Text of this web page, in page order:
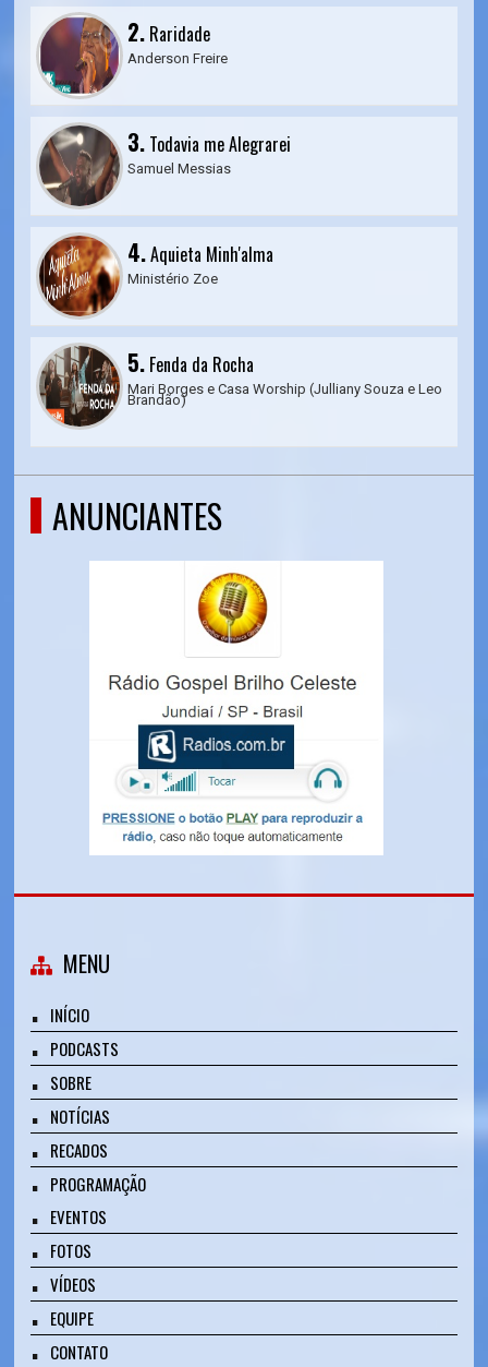
2. Raridade
Anderson Freire
3. Todavia me Alegrarei
Samuel Messias
4.Aquieta Minh'alma
Ministério Zoe
5. Fenda da Rocha
Mari Borges e Casa Worship (Julliany Souza e Leo
Brandão)
ANUNCIANTES
MENU
INÍCIO
PODCASTS
SOBRE
NOTÍCIAS
RECADOS
PROGRAMAÇÃO
EVENTOS
FOTOS
VÍDEOS
EQUIPE
CONTATO